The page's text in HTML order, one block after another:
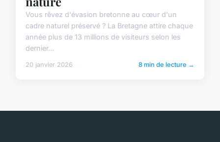
Vous rêvez d'évasion bretonne au cœur d'un
cadre naturel préservé ? La Bretagne attire chaque
année plus de 13 millions de visiteurs selon les
dernier...
20 janvier 2026 8 min de lecture →